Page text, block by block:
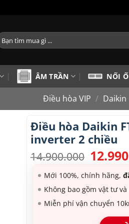
ÂM TRẦN NỐI
Điều hòa VIP / Daikin
Điều hòa Daikin
inverter 2 chiều
14.900.000 Giá
gốc
là:
Mới 100%, chính hãng,
Không bao gồm vật tư
Miễn phí vận chuyển